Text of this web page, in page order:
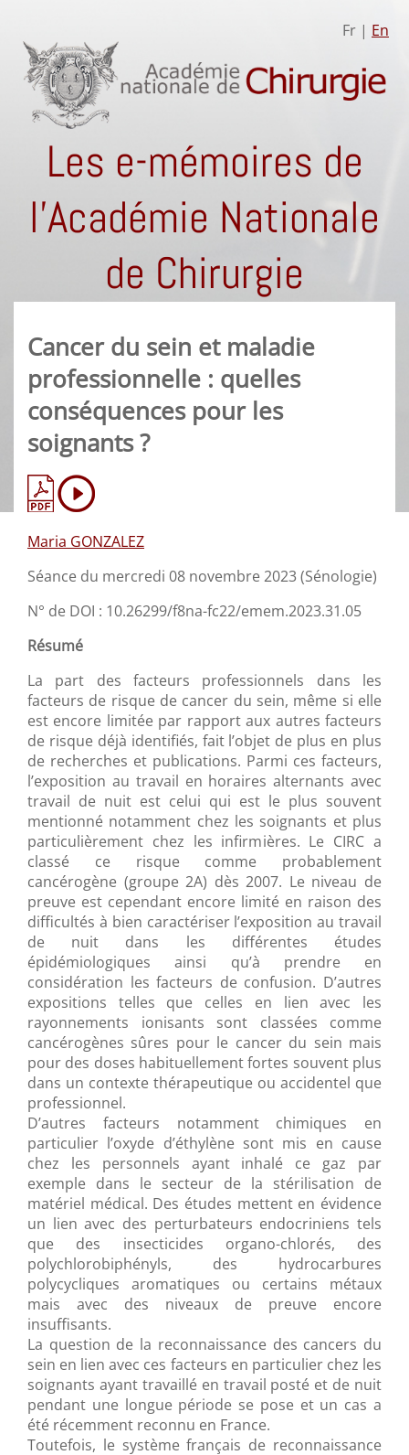
Fr | En
Les e-mémoires de
l'Académie Nationale
de Chirurgie
Cancer du sein et maladie
professionnelle : quelles
conséquences pour les
soignants ?
Maria GONZALEZ
Séance du mercredi 08 novembre 2023 (Sénologie)
N° de DOI : 10.26299/f8na-fc22/emem.2023.31.05
Résumé
La part des facteurs professionnels dans les
facteurs de risque de cancer du sein, même si elle
est encore limitée par rapport aux autres facteurs
de risque déjà identifiés, fait l’objet de plus en plus
de recherches et publications. Parmi ces facteurs,
l’exposition au travail en horaires alternants avec
travail de nuit est celui qui est le plus souvent
mentionné notamment chez les soignants et plus
particulièrement chez les infirmières. Le CIRC a
classé ce risque comme probablement
cancérogène (groupe 2A) dès 2007. Le niveau de
preuve est cependant encore limité en raison des
difficultés à bien caractériser l’exposition au travail
de nuit dans les différentes études
épidémiologiques ainsi qu’à prendre en
considération les facteurs de confusion. D’autres
expositions telles que celles en lien avec les
rayonnements ionisants sont classées comme
cancérogènes sûres pour le cancer du sein mais
pour des doses habituellement fortes souvent plus
dans un contexte thérapeutique ou accidentel que
professionnel.
D’autres facteurs notamment chimiques en
particulier l’oxyde d’éthylène sont mis en cause
chez les personnels ayant inhalé ce gaz par
exemple dans le secteur de la stérilisation de
matériel médical. Des études mettent en évidence
un lien avec des perturbateurs endocriniens tels
que des insecticides organo-chlorés, des
polychlorobiphényls, des hydrocarbures
polycycliques aromatiques ou certains métaux
mais avec des niveaux de preuve encore
insuffisants.
La question de la reconnaissance des cancers du
sein en lien avec ces facteurs en particulier chez les
soignants ayant travaillé en travail posté et de nuit
pendant une longue période se pose et un cas a
été récemment reconnu en France.
Toutefois, le système français de reconnaissance